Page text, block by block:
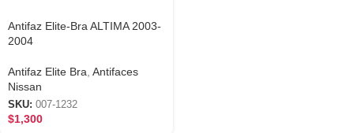
Antifaz Elite-Bra ALTIMA 2003-
2004
Antifaz Elite Bra Antifaces
Nissan
SKU: 007-1232
$1,300